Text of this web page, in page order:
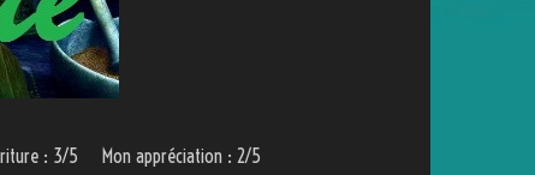
: 3/5 Mon appréciation : 2/5